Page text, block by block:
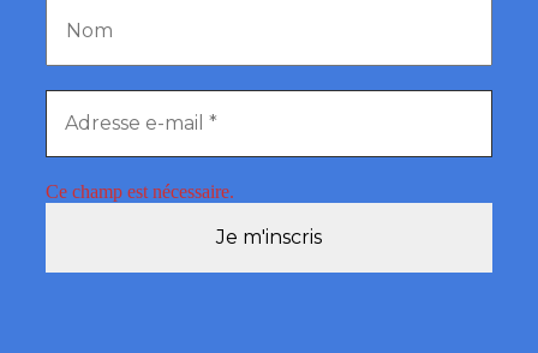
Ce champ est nécessaire.